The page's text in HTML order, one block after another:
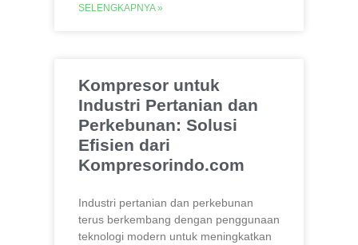
SELENGKAPNYA »
Kompresor untuk
Industri Pertanian dan
Perkebunan: Solusi
Efisien dari
Kompresorindo.com
Industri pertanian dan perkebunan
terus berkembang dengan penggunaan
teknologi modern untuk meningkatkan